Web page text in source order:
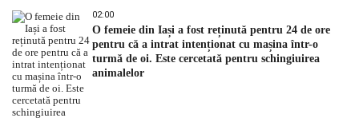
02:00
O femeie din Iași a fost reținută pentru 24 de ore
pentru că a intrat intenționat cu mașina într-o
turmă de oi. Este cercetată pentru schingiuirea
animalelor